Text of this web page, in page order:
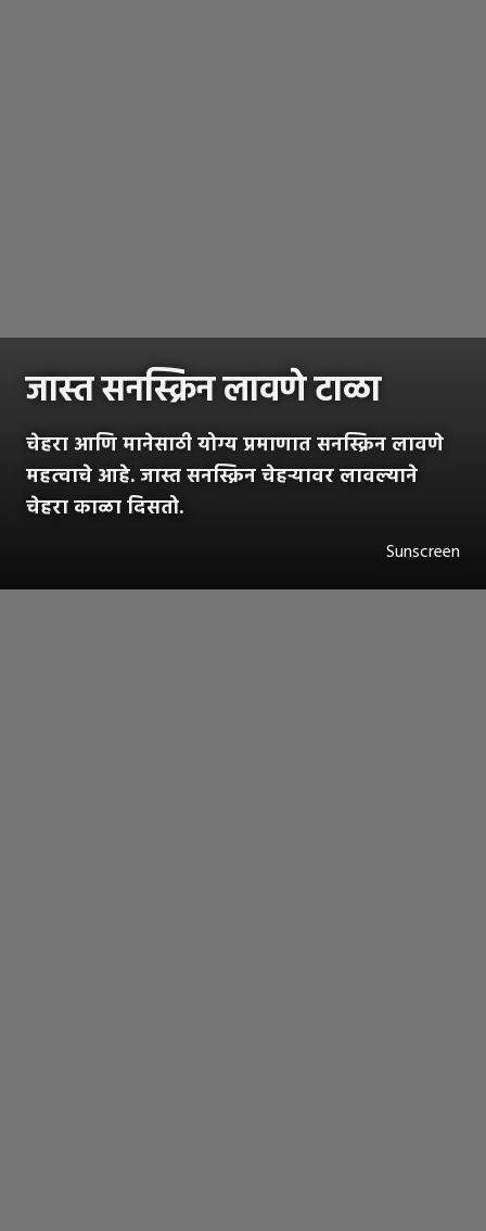
जास्त सनस्क्रिन लावणे टाळा
चेहरा आणि मानेसाठी योग्य प्रमाणात सनस्क्रिन लावणे
महत्वाचे आहे. जास्त सनस्क्रिन चेहऱ्यावर लावल्याने
चेहरा काळा दिसतो.
Sunscreen